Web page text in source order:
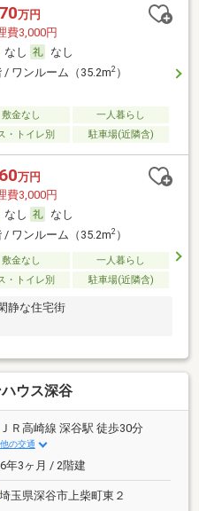
万円
費3,000円
なし
なし
/ ワンルーム（35.2m2）
敷金なし
一人暮らし
・トイレ別 駐車場(近隣含)
万円
費3,000円
なし
なし
/ ワンルーム（35.2m2）
敷金なし
一人暮らし
・トイレ別 駐車場(近隣含)
静な住宅街
ウス深谷
ＪＲ高崎線 深谷駅 徒歩30分
の交通
年3ヶ月 / 2階建
埼玉県深谷市上柴町東２